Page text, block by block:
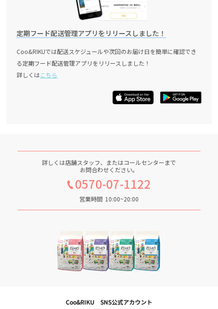
定期フード配送管理アプリをリリースしました！
Coo&RIKUでは配送スケジュールや次回のお届け日を簡単に確認でき
る定期フード配送管理アプリをリリースしました！
詳しくはこちら
詳しくは店舗スタッフ、またはコールセンターまで
お問合わせください。
0570-07-1122
営業時間 10:00~20:00
Coo&RIKU SNS公式アカウント